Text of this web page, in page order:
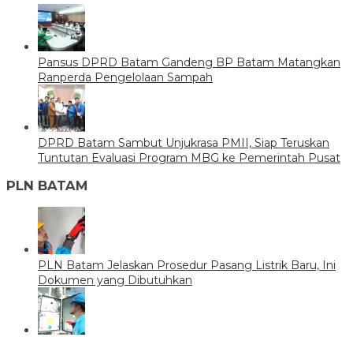
Pansus DPRD Batam Gandeng BP Batam Matangkan
Ranperda Pengelolaan Sampah
DPRD Batam Sambut Unjukrasa PMII, Siap Teruskan
Tuntutan Evaluasi Program MBG ke Pemerintah Pusat
PLN BATAM
PLN Batam Jelaskan Prosedur Pasang Listrik Baru, Ini
Dokumen yang Dibutuhkan